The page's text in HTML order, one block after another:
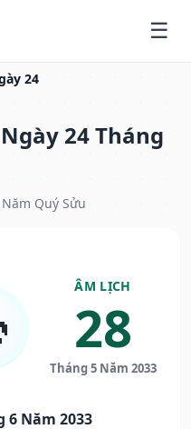
24
24 Tháng
Quý Sửu
ÂM LỊCH
28
Tháng 5 Năm 2033
6 Năm 2033